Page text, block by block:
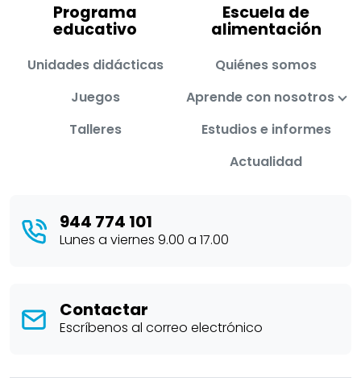
Programa
educativo
Unidades didácticas
Juegos
Talleres
Escuela de
alimentación
Quiénes somos
Aprende con nosotros
Estudios e informes
Actualidad
944 774 101
Lunes a viernes 9.00 a 17.00
Contactar
Escríbenos al correo electrónico